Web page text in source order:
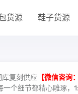
货源 鞋子货源
库复刻供应 【微信咨询
个细节都精心雕琢